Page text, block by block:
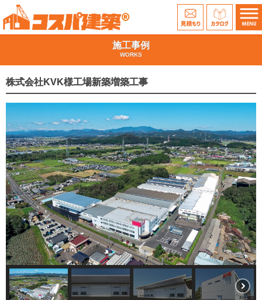
施工事例
WORKS
株式会社KVK様工場新築増築工事